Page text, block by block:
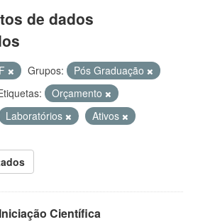
de dados
Grupos:
Pós Graduação
Orçamento
Laboratórios
Ativos
Científica